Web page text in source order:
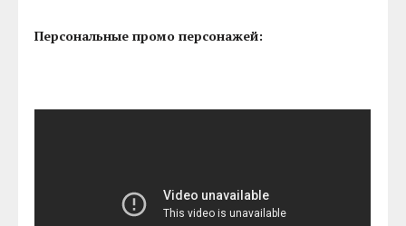
Персональные промо персонажей: